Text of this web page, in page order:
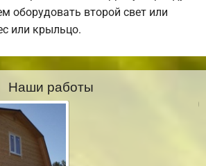
оборудовать второй свет или
или крыльцо.
Наши работы